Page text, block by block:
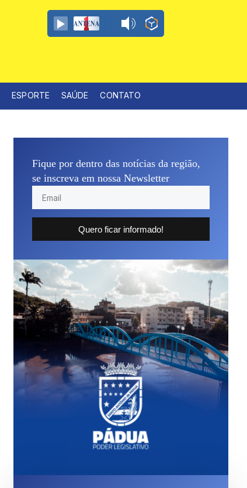
ESPORTE SAÚDE CONTATO
Fique por dentro das notícias da região,
se inscreva em nossa Newsletter
Quero ficar informado!